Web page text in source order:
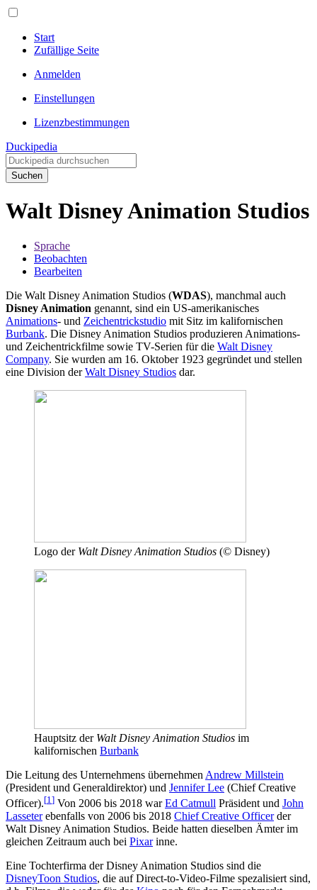
Start
Zufällige Seite
Anmelden
Einstellungen
Lizenzbestimmungen
Duckipedia
Suchen
Walt Disney Animation Studios
Sprache
Beobachten
Bearbeiten
Die Walt Disney Animation Studios (WDAS), manchmal auch
Disney Animation genannt, sind ein US-amerikanisches
Animations- und Zeichentrickstudio mit Sitz im kalifornischen
Burbank. Die Disney Animation Studios produzieren Animations-
und Zeichentrickfilme sowie TV-Serien für die Walt Disney
Company. Sie wurden am 16. Oktober 1923 gegründet und stellen
eine Division derWalt Disney Studios dar.
Logo der Walt Disney Animation Studios (© Disney)
Hauptsitz der Walt Disney Animation Studios im
kalifornischen Burbank
Die Leitung des Unternehmens übernehmen Andrew Millstein
(President und Generaldirektor) und Jennifer Lee (Chief Creative
Officer).[1 ] Von 2006 bis 2018 warEd Catmull Präsident und John
Lasseterebenfalls von 2006 bis 2018 Chief Creative Officerder
Walt Disney Animation Studios. Beide hatten dieselben Ämter im
gleichen Zeitraum auch bei Pixarinne.
Eine Tochterfirma der Disney Animation Studios sind die
DisneyToon Studios, die auf Direct-to-Video-Filme spezalisiert sind,